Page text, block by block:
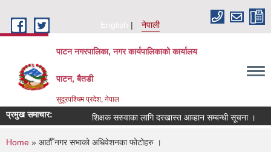
English
नेपाली
पाटन नगरपालिका, नगर कार्यपालिकाको कार्यालय
पाटन, बैतडी
सुदूरपश्चिम प्रदेश, नेपाल
प्रमुख समाचार: शिक्षक सरुवाका लागि दरखास्त आव्हान सम्बन्धी सूचना ।
You are here
Home » आठौँ नगर सभाको अधिवेशनका फोटोहरु ।